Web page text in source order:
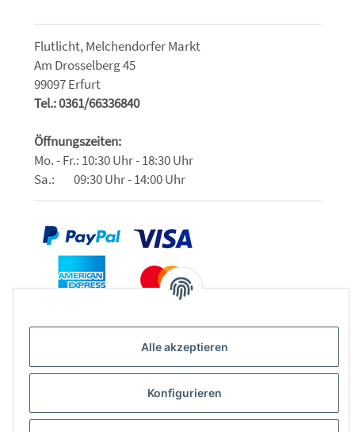
Alle akzeptieren
Konfigurieren
Flutlicht, Melchendorfer Markt
Am Drosselberg 45
99097 Erfurt
Tel.: 0361/66336840
Öffnungszeiten:
Mo. - Fr.: 10:30 Uhr - 18:30 Uhr
Sa.: 09:30 Uhr - 14:00 Uhr